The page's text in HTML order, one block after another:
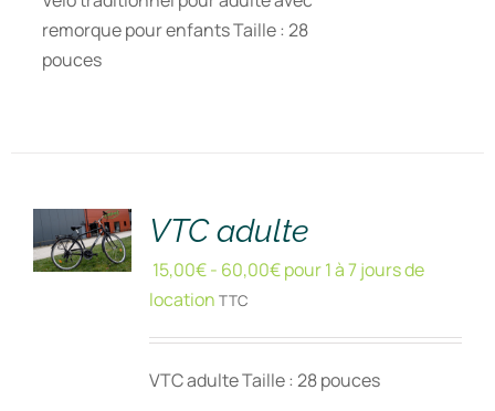
remorque pour enfants Taille : 28
pouces
DÉTAILS
VTC adulte
15,00€- 60,00€pour 1 à 7 jours de
location TTC
VTC adulte Taille : 28 pouces